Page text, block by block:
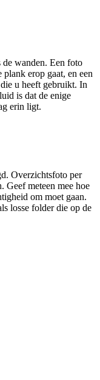
wanden. Een foto
plank erop gaat, en een
u heeft gebruikt. In
is dat de enige
erin ligt.
Overzichtsfoto per
Geef meteen mee hoe
om moet gaan.
losse folder die op de